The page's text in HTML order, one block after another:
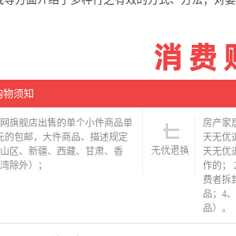
须知
旗舰店出售的单个小件商品单
的包邮，大件商品、描述规定
区、新疆、西藏、甘肃、香
除外）；
房产家
天无优
天无优
作的；
费者拆
品；4
品）。